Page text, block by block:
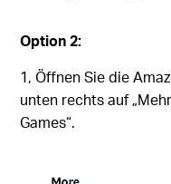
Option 2:
1, Öffnen Sie die
unten rechts auf
Games“.